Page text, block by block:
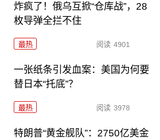
炸疯了！俄乌互掀“仓库战”，28
枚导弹全拦不住
最热 阅读 4901
一张纸条引发血案：美国为何要
替日本“托底”？
最热 阅读 3978
特朗普“黄金舰队”：2750亿美金